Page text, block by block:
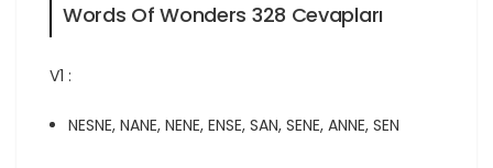
Words Of Wonders 328 Cevapları
V1 :
NESNE, NANE, NENE, ENSE, SAN, SENE, ANNE, SEN